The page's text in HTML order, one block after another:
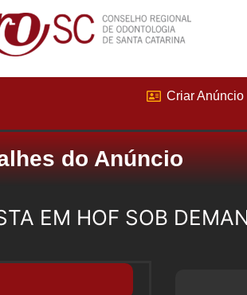
Criar Anúncio
do Anúncio
EM HOF SOB